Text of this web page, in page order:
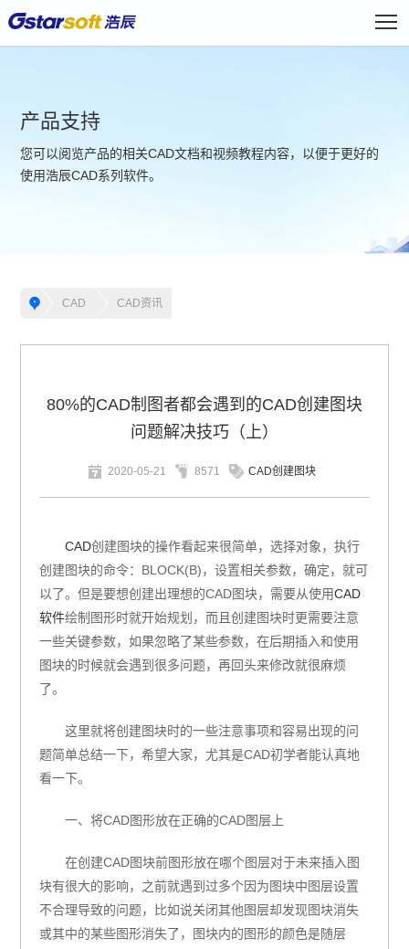
产品支持
您可以阅览产品的相关CAD文档和视频教程内容，以便于更好的
使用浩辰CAD系列软件。
CAD CAD资讯
80%的CAD制图者都会遇到的CAD创建图块
问题解决技巧（上）
2020-05-21 8571 CAD创建图块
CAD创建图块的操作看起来很简单，选择对象，执行
创建图块的命令：BLOCK(B)，设置相关参数，确定，就可
以了。但是要想创建出理想的CAD图块，需要从使用CAD
软件绘制图形时就开始规划，而且创建图块时更需要注意
一些关键参数，如果忽略了某些参数，在后期插入和使用
图块的时候就会遇到很多问题，再回头来修改就很麻烦
了。
这里就将创建图块时的一些注意事项和容易出现的问
题简单总结一下，希望大家，尤其是CAD初学者能认真地
看一下。
一、将CAD图形放在正确的CAD图层上
在创建CAD图块前图形放在哪个图层对于未来插入图
块有很大的影响，之前就遇到过多个因为图块中图层设置
不合理导致的问题，比如说关闭其他图层却发现图块消失
或其中的某些图形消失了，图块内的图形的颜色是随层